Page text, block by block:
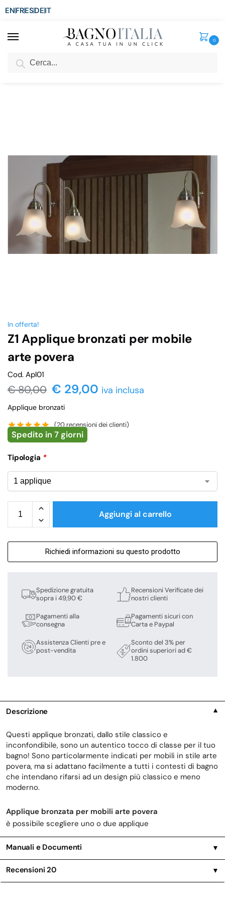
ENFRESDEIT
0
SCONTO del 3%
In offerta!
Z1 Applique bronzati per mobile
arte povera
Cod. Apl01
€80,00 € 29,00 iva inclusa
Applique bronzati
(20recensioni dei clienti)
Spedito in 7 giorni
Tipologia *
Aggiungi al carrello
Richiedi informazioni su questo prodotto
Spedizione gratuita
sopra i 49,90 €
Pagamenti alla
consegna
Assistenza Clienti pre e
post-vendita
Recensioni Verificate dei
nostri clienti
Pagamenti sicuri con
Carta e Paypal
Sconto del 3% per
ordini superiori ad €
1.800
Descrizione ▼
Questi applique bronzati, dallo stile classico e
inconfondibile, sono un autentico tocco di classe per il tuo
bagno! Sono particolarmente indicati per mobili in stile arte
povera, ma si adattano facilmente a tutti i contesti di bagno
che intendano rifarsi ad un design più classico e meno
moderno.
Applique bronzata per mobili arte povera
è possibile scegliere uno o due applique
Manuali e Documenti ▼
Recensioni20 ▼